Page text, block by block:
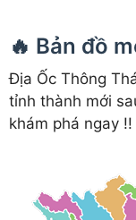
🔥 Bản đồ
Địa Ốc Thông
tỉnh thành mới
khám phá ngay !!